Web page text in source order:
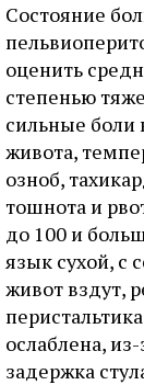
Состояние
оценить
степенью
сильные боли
живота,
озноб,
тошнота и
до 100 и
язык сухой, с
живот вздут,
ослаблена,
задержка